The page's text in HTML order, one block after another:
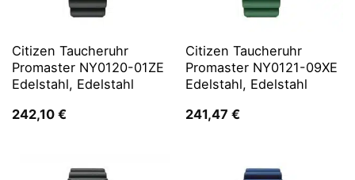
Citizen Taucheruhr
Promaster NY0120-01ZE
Edelstahl, Edelstahl
242,10 €
Citizen Taucheruhr
Promaster NY0121-09XE
Edelstahl, Edelstahl
241,47 €